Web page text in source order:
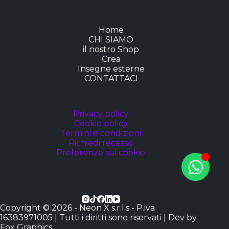
Home
CHI SIAMO
il nostro Shop
Crea
Insegne esterne
CONTATTACI
Privacy policy
Cookie policy
Termini e condizioni
Richiedi recesso
Preferenze sui cookie
Copyright © 2026 - Neon X s.r.l.s - P.iva
16383971005 | Tutti i diritti sono riservati | Dev by